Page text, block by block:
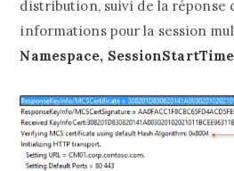
distribution, suivi de la réponse
informations pour la session
Namespace, SessionStartTime